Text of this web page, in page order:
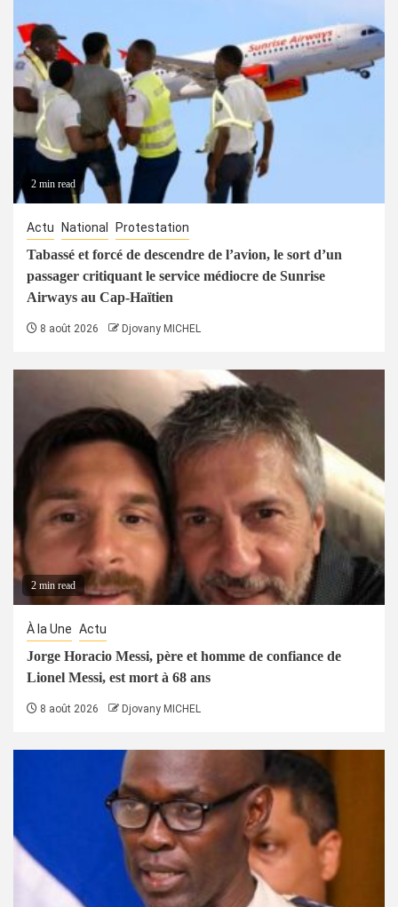
2 min read
Actu National Protestation
Tabassé et forcé de descendre de l’avion, le sort d’un
passager critiquant le service médiocre de Sunrise
Airways au Cap-Haïtien
8 août 2026 Djovany MICHEL
2 min read
À la Une Actu
Jorge Horacio Messi, père et homme de confiance de
Lionel Messi, est mort à 68 ans
8 août 2026 Djovany MICHEL